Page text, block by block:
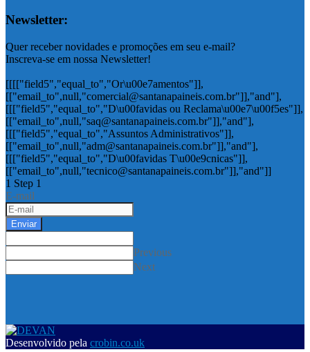
Newsletter:
Quer receber novidades e promoções em seu e-mail?
Inscreva-se em nossa Newsletter!
[[[["field5","equal_to","Or\u00e7amentos"]],
[["email_to",null,"comercial@santanapaineis.com.br"]],"and"],
[[["field5","equal_to","D\u00favidas ou Reclama\u00e7\u00f5es"]],
[["email_to",null,"saq@santanapaineis.com.br"]],"and"],
[[["field5","equal_to","Assuntos Administrativos"]],
[["email_to",null,"adm@santanapaineis.com.br"]],"and"],
[[["field5","equal_to","D\u00favidas T\u00e9cnicas"]],
[["email_to",null,"tecnico@santanapaineis.com.br"]],"and"]]
1 Step 1
E-mail
Enviar
Previous
Next
Desenvolvido pela crobin.co.uk